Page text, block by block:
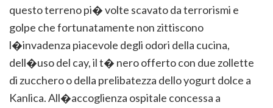
questo terreno pi� volte scavato da terrorismi e
golpe che fortunatamente non zittiscono
l�invadenza piacevole degli odori della cucina,
dell�uso del cay, il t� nero offerto con due zollette
di zucchero o della prelibatezza dello yogurt dolce a
Kanlica. All�accoglienza ospitale concessa a